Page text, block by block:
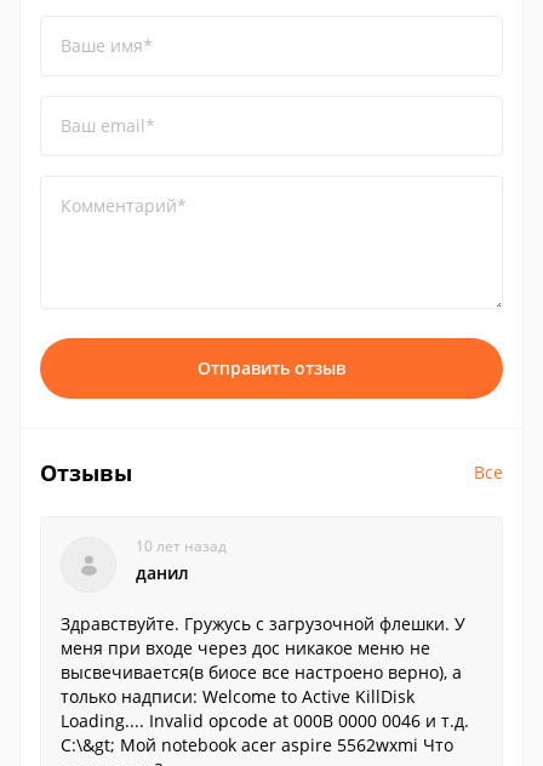
Ваше имя*
Ваш email*
Комментарий*
Отправить отзыв
Отзывы Все
10 лет назад
данил
Здравствуйте. Гружусь с загрузочной флешки. У
меня при входе через дос никакое меню не
высвечивается(в биосе все настроено верно), а
только надписи: Welcome to Active KillDisk
Loading.... Invalid opcode at 000B 0000 0046 и т.д.
C:\&gt; Мой notebook acer aspire 5562wxmi Что